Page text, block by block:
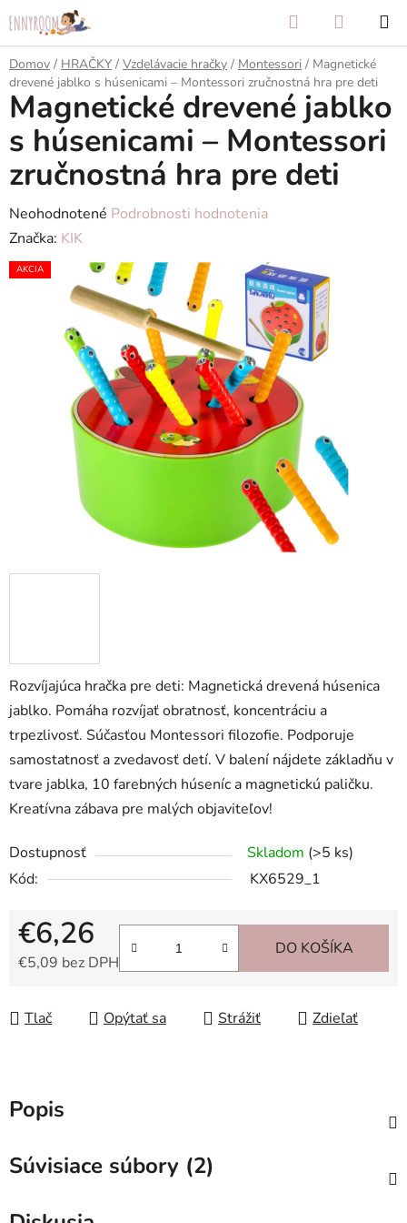
na
obsah
Hľadať
KOŠÍK
Domov / HRAČKY / Vzdelávacie hračky / Montessori / Magnetické
drevené jablko s húsenicami – Montessori zručnostná hra pre deti
Rozvíjajúca hračka pre deti: Magnetická drevená húsenica
jablko. Pomáha rozvíjať obratnosť, koncentráciu a
trpezlivosť. Súčasťou Montessori filozofie. Podporuje
samostatnosť a zvedavosť detí. V balení nájdete základňu v
tvare jablka, 10 farebných húseníc a magnetickú paličku.
Kreatívna zábava pre malých objaviteľov!
Dostupnosť Skladom (>5 ks)
Kód:
KX6529_1
€6,26
€5,09 bez DPH
DO KOŠÍKA
Tlač Opýtať sa Strážiť Zdieľať
Magnetické drevené jablko
s húsenicami – Montessori
zručnostná hra pre deti
Priemerné
hodnotenie
produktu
Neohodnotené Podrobnosti hodnotenia
Značka: KIK
AKCIA
Popis
Súvisiace súbory (2)